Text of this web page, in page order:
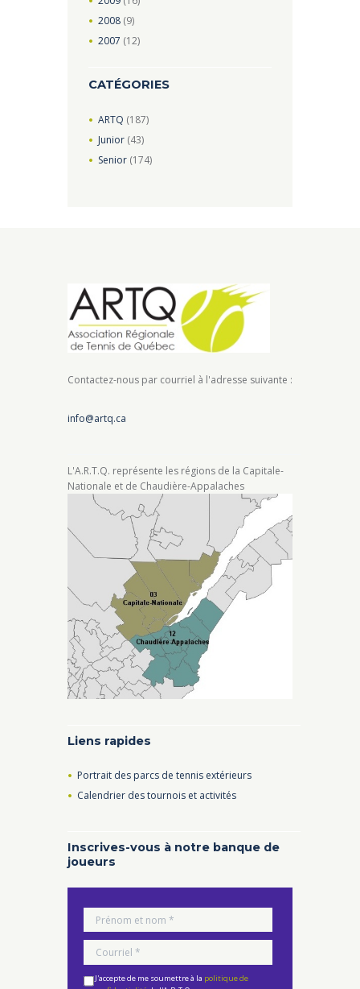
2008 (9)
2007 (12)
CATÉGORIES
ARTQ (187)
Junior (43)
Senior (174)
Contactez-nous par courriel à l'adresse suivante :
info@artq.ca
L'A.R.T.Q. représente les régions de la Capitale-
Nationale et de Chaudière-Appalaches
Liens rapides
Portrait des parcs de tennis extérieurs
Calendrier des tournois et activités
Inscrives-vous à notre banque de
joueurs
J'accepte de me soumettre à la politique de